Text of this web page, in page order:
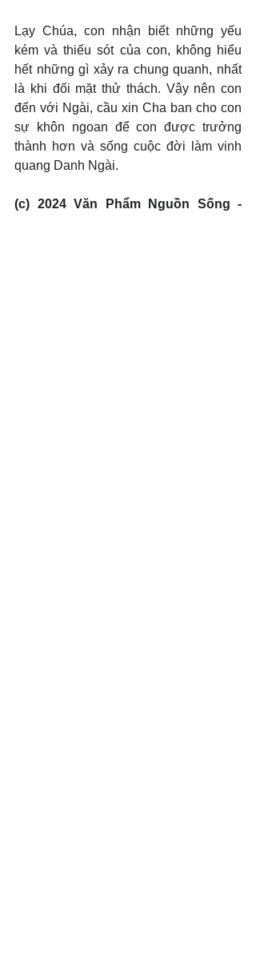
Lạy Chúa, con nhận biết những yếu
kém và thiếu sót của con, không hiểu
hết những gì xảy ra chung quanh, nhất
là khi đối mặt thử thách. Vậy nên con
đến với Ngài, cầu xin Cha ban cho con
sự khôn ngoan để con được trưởng
thành hơn và sống cuộc đời làm vinh
quang Danh Ngài.
(c) 2024 Văn Phẩm Nguồn Sống -